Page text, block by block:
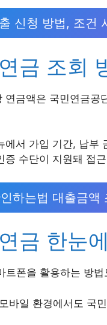
신청 방법, 조건
금 조회
연금액은 국민연금
에서 가입 기간, 납부
증 수단이 지원돼 접
하는법 대출금
금 한눈
트폰을 활용하는 방
바일 환경에서도